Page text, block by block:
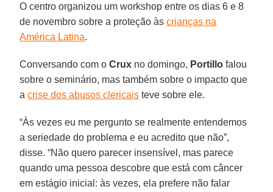
O centro organizou um workshop entre os dias 6 e 8
de novembro sobre a proteção àscrianças na
América Latina.
Conversando com oCrux no domingo, Portillo falou
sobre o seminário, mas também sobre o impacto que
acrise dos abusos clericais teve sobre ele.
“Às vezes eu me pergunto se realmente entendemos
a seriedade do problema e eu acredito que não”,
disse. “Não quero parecer insensível, mas parece
quando uma pessoa descobre que está com câncer
em estágio inicial: às vezes, ela prefere não falar